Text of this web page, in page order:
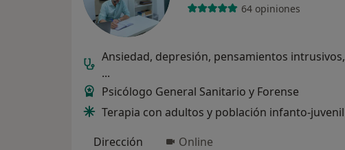
64 opiniones
Ansiedad, depresión, pensamientos intrusivos,
...
Psicólogo General Sanitario y Forense
Terapia con adultos y población infanto-juvenil
Dirección
Online